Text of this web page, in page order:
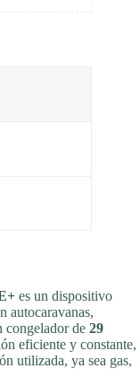
es un dispositivo
autocaravanas,
congelador de 29
eficiente y constante,
utilizada, ya sea gas,